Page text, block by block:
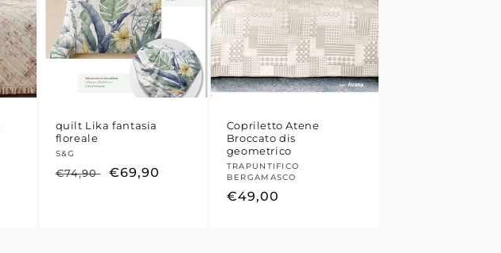
quilt Lika fantasia
floreale
Fornitore:
S&G
Prezzo
€74,90
Prezzo
€69,90
Copriletto Atene
Broccato dis
geometrico
Fornitore:
TRAPUNTIFICO
BERGAMASCO
Prezzo
€49,00